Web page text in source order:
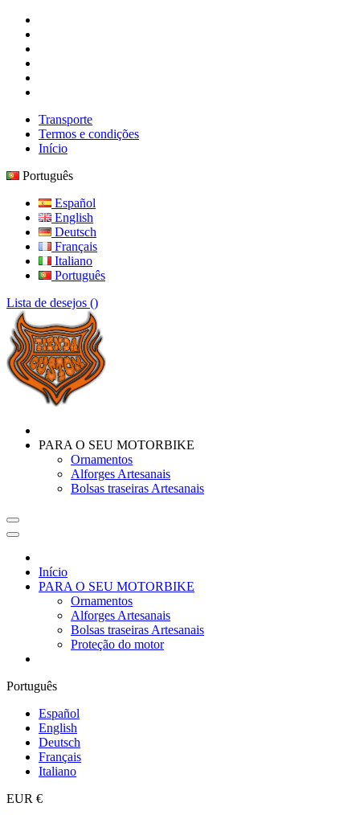
Transporte
Termos e condições
Início
Português
Español
English
Deutsch
Français
Italiano
Português
Lista de desejos ()
PARA O SEU MOTORBIKE
Ornamentos
Alforges Artesanais
Bolsas traseiras Artesanais
Início
PARA O SEU MOTORBIKE
Ornamentos
Alforges Artesanais
Bolsas traseiras Artesanais
Proteção do motor
Português
Español
English
Deutsch
Français
Italiano
EUR €